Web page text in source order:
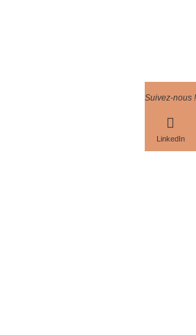
Suivez-nous !
LinkedIn